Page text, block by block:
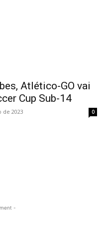
Atlético-GO vai
Cup Sub-14
de 2023 0
-